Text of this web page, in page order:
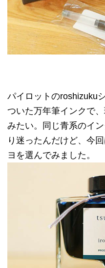
パイロットのroshizuku
ついた万年筆インクで
みたい。同じ青系のイ
り迷ったんだけど、今
ヨを選んでみました。